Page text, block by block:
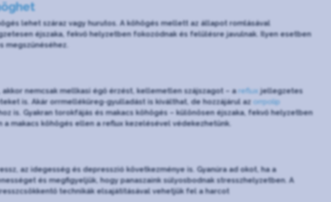
lehet száraz vagy hurutos. A köhögés mellett az állapot romlásával
éjszaka, fekvő helyzetben fokozódnak és felülésre javulnak. Ilyen esetben
megszűnéséhez.
akkor nemcsak mellkasi égő érzést, kellemetlen szájszagot – areflux jellegzetes
is. Akár orrmelléküreg-gyulladást is kiválthat, de hozzájárul az orrpolip
is. Gyakran torokfájás és makacs köhögés – különösen éjszaka, fekvő helyzetben
makacs köhögés ellen a reflux kezelésével védekezhetünk.
az idegesség és depresszió következménye is. Gyanúra ad okot, ha a
és megfigyeljük, hogy panaszaink súlyosbodnak stresszhelyzetben. A
technikák elsajátításával vehetjük fel a harcot